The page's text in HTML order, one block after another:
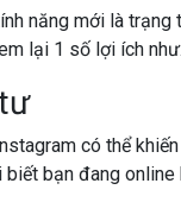
năng mới là
lại 1 số lợi ích như:
có thể
biết bạn đang